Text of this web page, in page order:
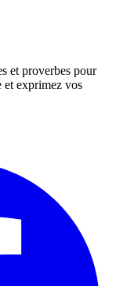
et proverbes pour
et exprimez vos